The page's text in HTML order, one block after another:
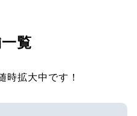
覧
時拡大中です！